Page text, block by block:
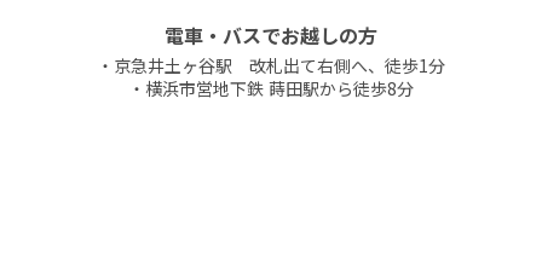
電車・バスでお越しの方
・京急井土ヶ谷駅 改札出て右側へ、徒歩1分
・横浜市営地下鉄 蒔田駅から徒歩8分